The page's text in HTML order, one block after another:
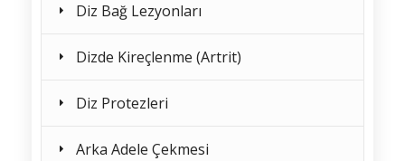
Diz Bağ Lezyonları
Dizde Kireçlenme (Artrit)
Diz Protezleri
Arka Adele Çekmesi